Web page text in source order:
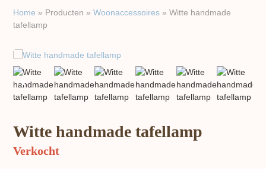
Home » Producten »Woon​accessoires »Witte handmade
tafellamp
previous
slide
next
slide
Witte handmade tafellamp
Verkocht